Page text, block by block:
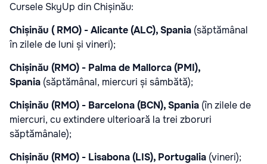
Cursele SkyUp din Chișinău:
Chișinău ( RMO) - Alicante (ALC), Spania (săptămânal
în zilele de luni și vineri);
Chișinău (RMO) - Palma de Mallorca (PMI),
Spania (săptămânal, miercuri și sâmbătă);
Chișinău (RMO) - Barcelona (BCN), Spania (în zilele de
miercuri, cu extindere ulterioară la trei zboruri
săptămânale);
Chișinău (RMO) - Lisabona (LIS), Portugalia (vineri);